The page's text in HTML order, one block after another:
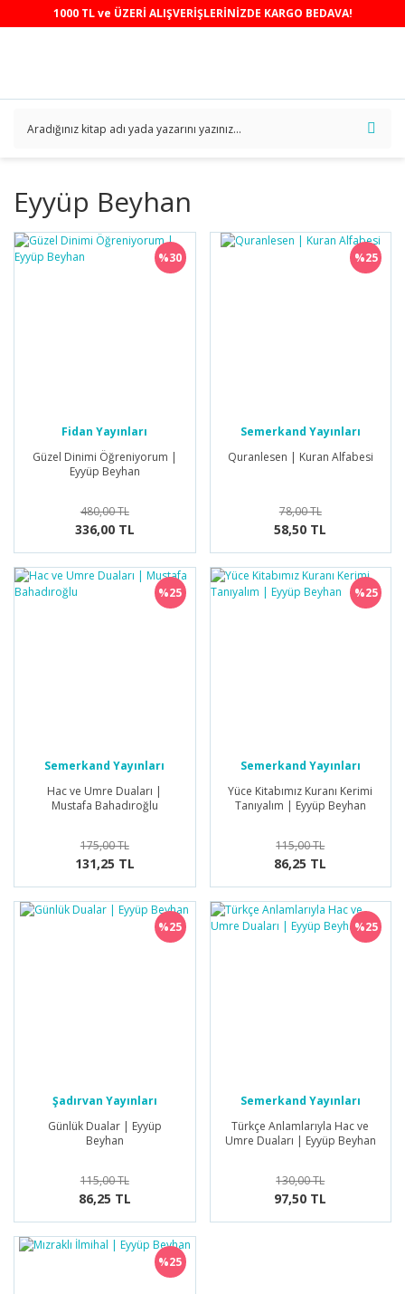
1000 TL ve ÜZERİ ALIŞVERİŞLERİNİZDE KARGO BEDAVA!
Eyyüp Beyhan
%30
Fidan Yayınları
Güzel Dinimi Öğreniyorum |
Eyyüp Beyhan
480,00 TL
336,00 TL
%25
Semerkand Yayınları
Quranlesen | Kuran Alfabesi
78,00 TL
58,50 TL
%25
Semerkand Yayınları
Hac ve Umre Duaları |
Mustafa Bahadıroğlu
175,00 TL
131,25 TL
%25
Semerkand Yayınları
Yüce Kitabımız Kuranı Kerimi
Tanıyalım | Eyyüp Beyhan
115,00 TL
86,25 TL
%25
Şadırvan Yayınları
Günlük Dualar | Eyyüp
Beyhan
115,00 TL
86,25 TL
%25
Semerkand Yayınları
Türkçe Anlamlarıyla Hac ve
Umre Duaları | Eyyüp Beyhan
130,00 TL
97,50 TL
%25